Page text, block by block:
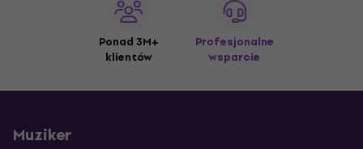
Ponad 3M+
klientów
Profesjonalne
wsparcie
Muziker